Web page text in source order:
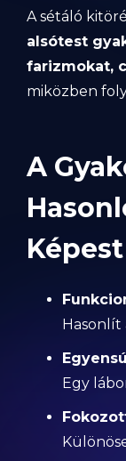
A sétáló
alsótest
farizmokat,
miközben
A
Képest
Hasonlít
Egy